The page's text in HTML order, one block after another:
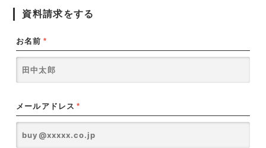
資料請求をする
お名前 *
メールアドレス *